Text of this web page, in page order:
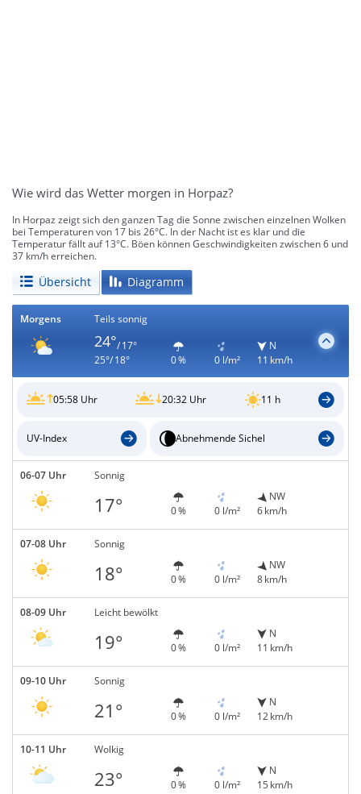
Wie wird das Wetter morgen in Horpaz?
In Horpaz zeigt sich den ganzen Tag die Sonne zwischen einzelnen Wolken
bei Temperaturen von 17 bis 26°C. In der Nacht ist es klar und die
Temperatur fällt auf 13°C. Böen können Geschwindigkeiten zwischen 6 und
37 km/h erreichen.
Übersicht Diagramm
Morgens Teils sonnig
24°/ 17°
25°/ 18°
0 % 0 l/m²
N
11 km/h
05:58 Uhr 20:32 Uhr 11 h
UV-Index Abnehmende Sichel
06-07 Uhr Sonnig
17° 0 % 0 l/m²
NW
6 km/h
07-08 Uhr Sonnig
18° 0 % 0 l/m²
NW
8 km/h
08-09 Uhr Leicht bewölkt
19° 0 % 0 l/m²
N
11 km/h
09-10 Uhr Sonnig
21° 0 % 0 l/m²
N
12 km/h
10-11 Uhr Wolkig
23° 0 % 0 l/m²
N
15 km/h